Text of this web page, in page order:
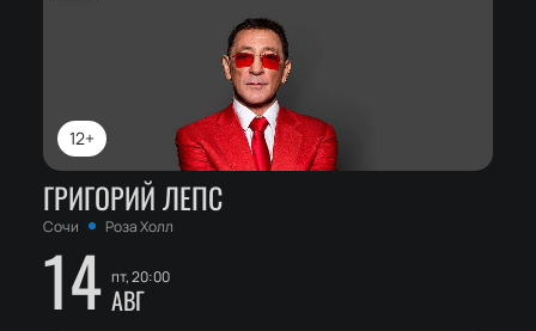
12+
ГРИГОРИЙ ЛЕПС
Сочи Роза Холл
14 пт, 20:00
АВГ